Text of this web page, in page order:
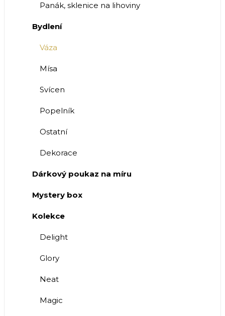
Panák, sklenice na lihoviny
Bydlení
Váza
Mísa
Svícen
Popelník
Ostatní
Dekorace
Dárkový poukaz na míru
Mystery box
Kolekce
Delight
Glory
Neat
Magic